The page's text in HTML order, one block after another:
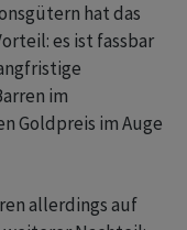
hat das
es ist fassbar
im
Goldpreis im Auge
allerdings auf